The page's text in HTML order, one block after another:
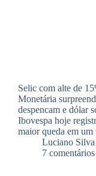
Selic com alte de
Monetária
despencam e dólar
Ibovespa hoje
maior queda em
Luciano
7 comentários